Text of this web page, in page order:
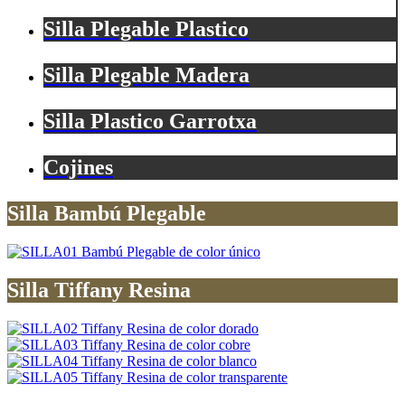
Silla Plegable Plastico
Silla Plegable Madera
Silla Plastico Garrotxa
Cojines
Silla Bambú Plegable
Silla Tiffany Resina